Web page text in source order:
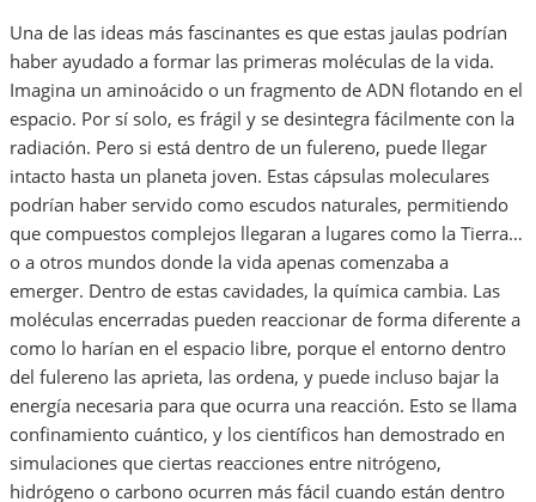
Una de las ideas más fascinantes es que estas jaulas podrían
haber ayudado a formar las primeras moléculas de la vida.
Imagina un aminoácido o un fragmento de ADN flotando en el
espacio. Por sí solo, es frágil y se desintegra fácilmente con la
radiación. Pero si está dentro de un fulereno, puede llegar
intacto hasta un planeta joven. Estas cápsulas moleculares
podrían haber servido como escudos naturales, permitiendo
que compuestos complejos llegaran a lugares como la Tierra…
o a otros mundos donde la vida apenas comenzaba a
emerger. Dentro de estas cavidades, la química cambia. Las
moléculas encerradas pueden reaccionar de forma diferente a
como lo harían en el espacio libre, porque el entorno dentro
del fulereno las aprieta, las ordena, y puede incluso bajar la
energía necesaria para que ocurra una reacción. Esto se llama
confinamiento cuántico, y los científicos han demostrado en
simulaciones que ciertas reacciones entre nitrógeno,
hidrógeno o carbono ocurren más fácil cuando están dentro